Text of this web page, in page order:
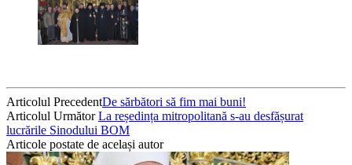
Articolul PrecedentDe sărbători să fim mai buni!
Articolul UrmătorLa reședința mitropolitană s-au desfășurat
lucrările Sinodului BOM
Articole postate de același autor